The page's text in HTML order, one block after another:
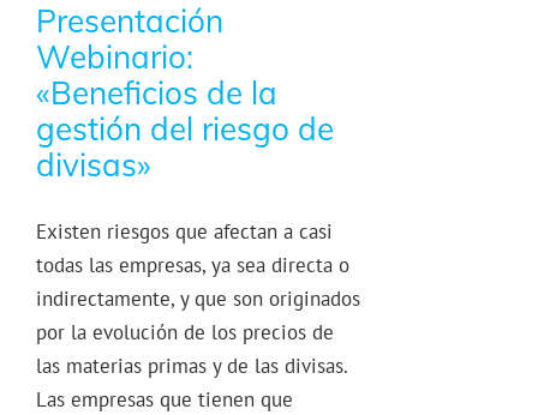
Presentación
Webinario:
«Beneficios de la
gestión del riesgo de
divisas»
Existen riesgos que afectan a casi
todas las empresas, ya sea directa o
indirectamente, y que son originados
por la evolución de los precios de
las materias primas y de las divisas.
Las empresas que tienen que